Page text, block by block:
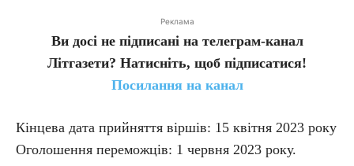
Реклама
Ви досі не підписані на телеграм-канал
Літгазети? Натисніть, щоб підписатися!
Посилання на канал
Кінцева дата прийняття віршів: 15 квітня 2023 року
Оголошення переможців: 1 червня 2023 року.